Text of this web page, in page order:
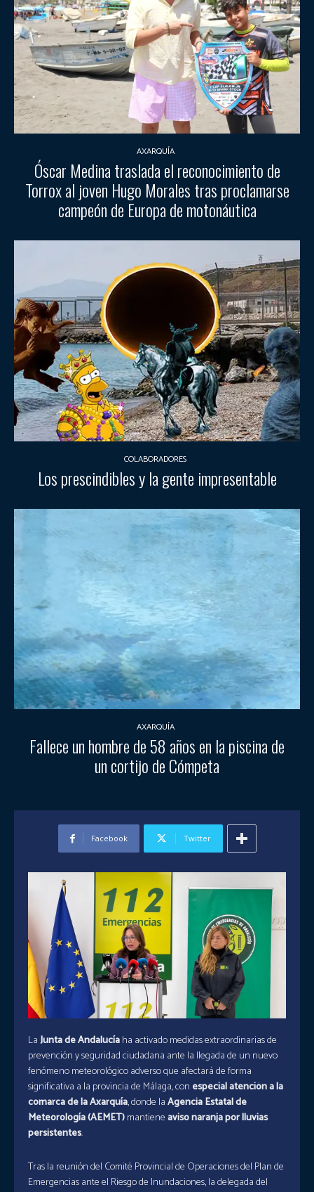
AXARQUÍA
Óscar Medina traslada el reconocimiento de
Torrox al joven Hugo Morales tras proclamarse
campeón de Europa de motonáutica
COLABORADORES
Los prescindibles y la gente impresentable
AXARQUÍA
Fallece un hombre de 58 años en la piscina de
un cortijo de Cómpeta
Facebook Twitter
LaJunta de Andalucíaha activado medidas extraordinarias de
prevención y seguridad ciudadana ante la llegada de un nuevo
fenómeno meteorológico adverso que afectará de forma
significativa a la provincia de Málaga, con especial atención a la
comarca de la Axarquía, donde laAgencia Estatal de
Meteorología(AEMET)mantieneaviso naranja por lluvias
persistentes.
Tras la reunión del Comité Provincial de Operaciones del Plan de
Emergencias ante el Riesgo de Inundaciones, la delegada del